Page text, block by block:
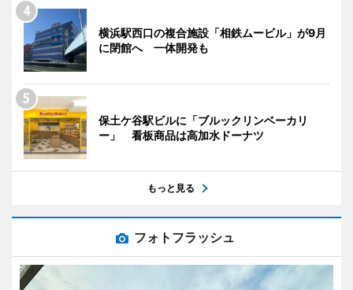
横浜駅西口の複合施設「相鉄ムービル」が9月
に閉館へ 一体開発も
保土ケ谷駅ビルに「ブルックリンベーカリ
ー」 看板商品は高加水ドーナツ
もっと見る
フォトフラッシュ